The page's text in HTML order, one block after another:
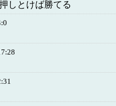
しとけば勝てる